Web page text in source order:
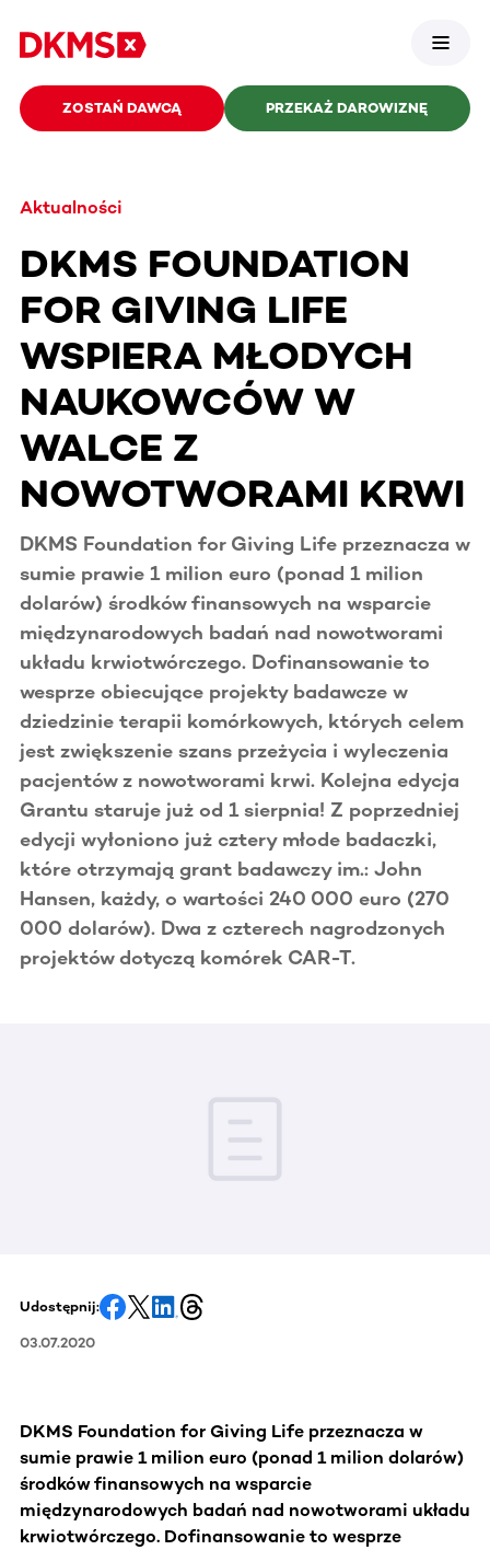
ZOSTAŃ DAWCĄ PRZEKAŻ DAROWIZNĘ
Aktualności
DKMS FOUNDATION
FOR GIVING LIFE
WSPIERA MŁODYCH
NAUKOWCÓW W
WALCE Z
NOWOTWORAMI KRWI
DKMS Foundation for Giving Life przeznacza w
sumie prawie 1 milion euro (ponad 1 milion
dolarów) środków finansowych na wsparcie
międzynarodowych badań nad nowotworami
układu krwiotwórczego. Dofinansowanie to
wesprze obiecujące projekty badawcze w
dziedzinie terapii komórkowych, których celem
jest zwiększenie szans przeżycia i wyleczenia
pacjentów z nowotworami krwi. Kolejna edycja
Grantu staruje już od 1 sierpnia! Z poprzedniej
edycji wyłoniono już cztery młode badaczki,
które otrzymają grant badawczy im.: John
Hansen, każdy, o wartości 240 000 euro (270
000 dolarów). Dwa z czterech nagrodzonych
projektów dotyczą komórek CAR-T.
Udostępnij:
03.07.2020
DKMS Foundation for Giving Life przeznacza w
sumie prawie 1 milion euro (ponad 1 milion dolarów)
środków finansowych na wsparcie
międzynarodowych badań nad nowotworami układu
krwiotwórczego. Dofinansowanie to wesprze